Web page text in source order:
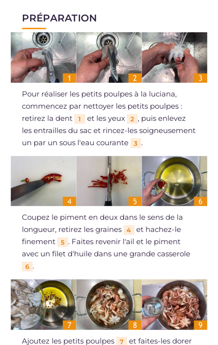
PRÉPARATION
Pour réaliser les petits poulpes à la luciana,
commencez par nettoyer les petits poulpes :
retirez la dent
1 et les yeux 2 , puis enlevez
les entrailles du sac et rincez-les soigneusement
un par un sous l'eau courante
3 .
Coupez le piment en deux dans le sens de la
longueur, retirez les graines
4
et hachez-le
finement
5 . Faites revenir l'ail et le piment
avec un filet d'huile dans une grande casserole
6 .
Ajoutez les petits poulpes 7 et faites-les dorer